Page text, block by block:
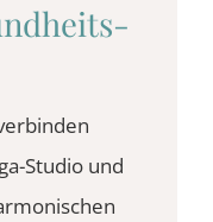
Studio und